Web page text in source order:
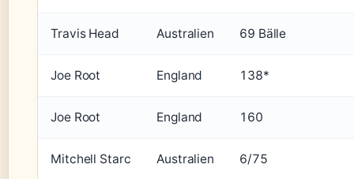
Travis Head Australien 69 Bälle
Joe Root England 138*
Joe Root England 160
Mitchell Starc Australien 6/75